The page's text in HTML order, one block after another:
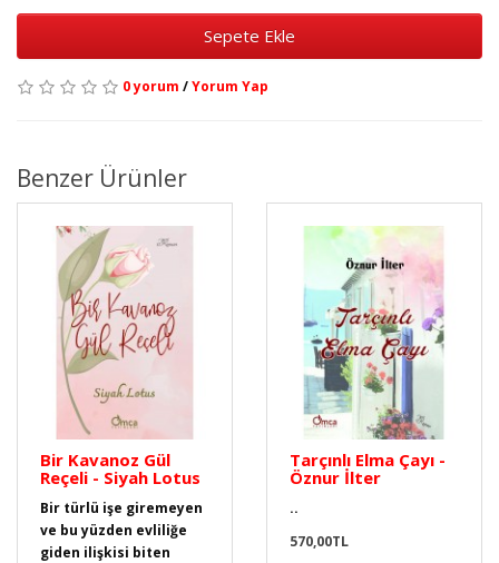
Sepete Ekle
0 yorum /Yorum Yap
Benzer Ürünler
Bir Kavanoz Gül
Reçeli - Siyah Lotus
Bir türlü işe giremeyen
ve bu yüzden evliliğe
giden ilişkisi biten
Tarçınlı Elma Çayı -
Öznur İlter
..
570,00TL